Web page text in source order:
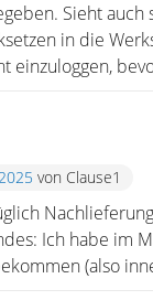
Sieht
in die
einzuloggen,
von Clause1
Ich habe im
(also